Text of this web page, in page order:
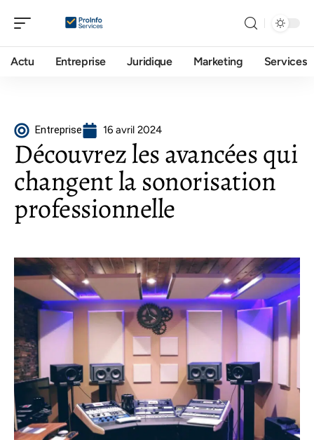
Actu Entreprise Juridique Marketing Services
Entreprise 16 avril 2024
Découvrez les avancées qui
changent la sonorisation
professionnelle